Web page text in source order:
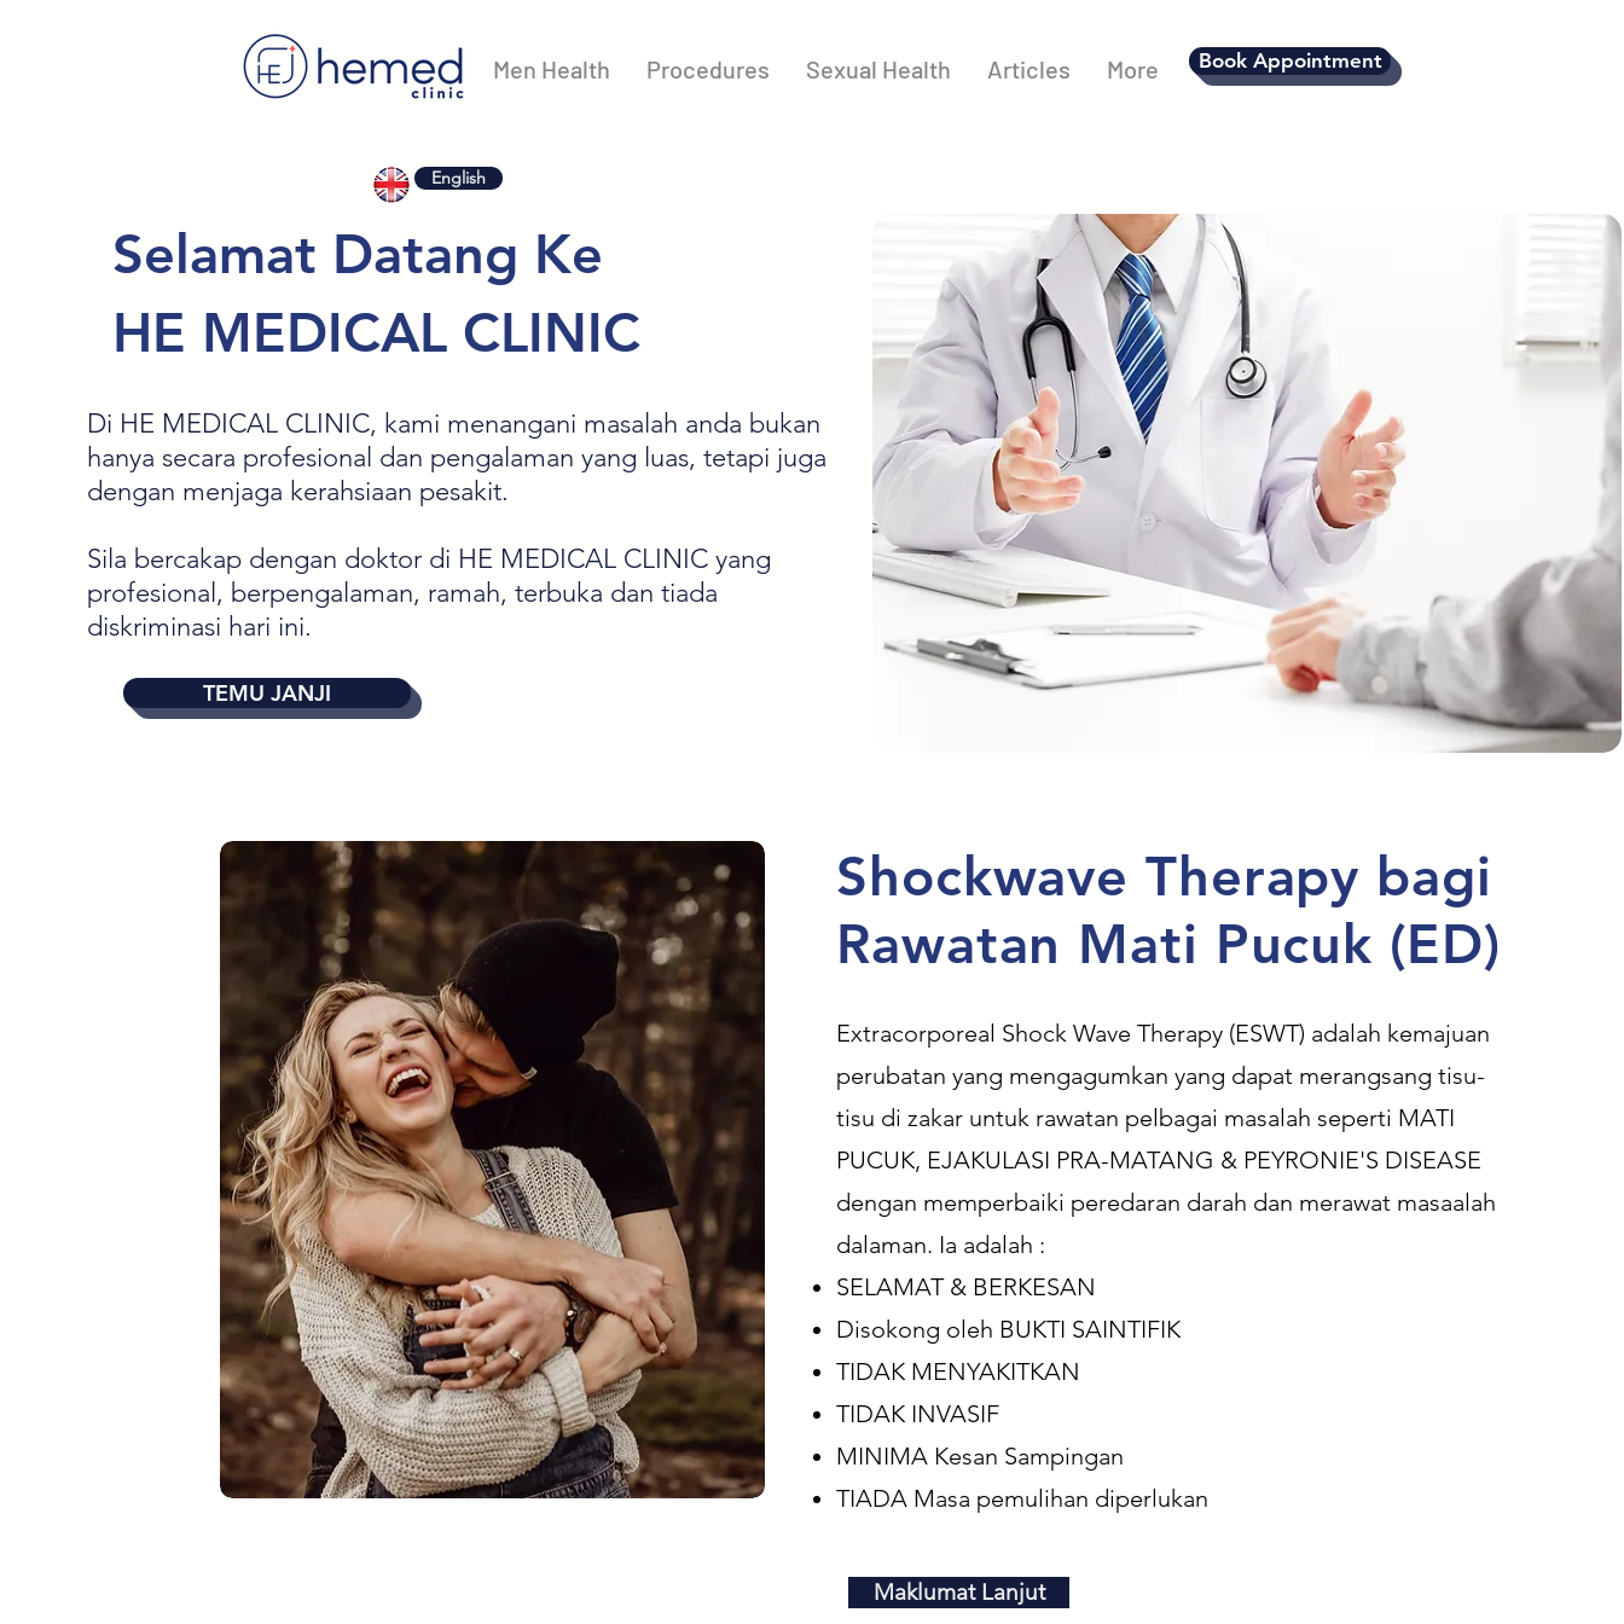
Men Health Procedures Sexual Health Articles More Book Appointment
English
Selamat Datang Ke
HE MEDICAL CLINIC
Di HE MEDICAL CLINIC, kami menangani masalah anda bukan
hanya secara profesional dan pengalaman yang luas, tetapi juga
dengan menjaga kerahsiaan pesakit.
Sila bercakap dengan doktor di HE MEDICAL CLINIC yang
profesional, berpengalaman, ramah, terbuka dan tiada
diskriminasi hari ini.
TEMU JANJI
Shockwave Therapy bagi
Rawatan Mati Pucuk (ED)
Extracorporeal Shock Wave Therapy (ESWT) adalah kemajuan
perubatan yang mengagumkan yang dapat merangsang tisu-
tisu di zakar untuk rawatan pelbagai masalah seperti MATI
PUCUK, EJAKULASI PRA-MATANG & PEYRONIE'S DISEASE
dengan memperbaiki peredaran darah dan merawat masaalah
dalaman. Ia adalah :
SELAMAT & BERKESAN
Disokong oleh BUKTI SAINTIFIK
TIDAK MENYAKITKAN
TIDAK INVASIF
MINIMA Kesan Sampingan
TIADA Masa pemulihan diperlukan
Maklumat Lanjut